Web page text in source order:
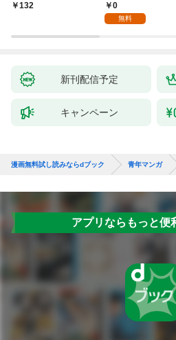
132
0
無料
新刊配信予定
キャンペーン
漫画無料試し読みならdブック 青年マンガ
アプリならもっと便